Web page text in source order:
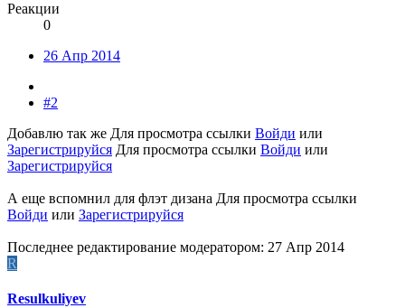
Реакции
0
26 Апр 2014
#2
Добавлю так же Для просмотра ссылки Войди или
Зарегистрируйся Для просмотра ссылки Войди или
Зарегистрируйся
А еще вспомнил для флэт дизана Для просмотра ссылки
Войди или Зарегистрируйся
Последнее редактирование модератором: 27 Апр 2014
R
Resulkuliyev